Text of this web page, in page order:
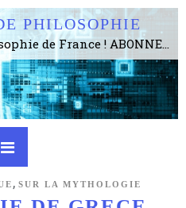
PHILOSOPHIE
Le plus gros site de philosophie de France ! ABONNEZ-VOUS ! 4115 Articles, 1634 abonné·e·s, depuis 2006 . . . . . . . . 2 852 214 pages vues jusqu'à présent. Prestance et être apte à un plus grand nombre de choses.
, SUR LA MYTHOLOGIE